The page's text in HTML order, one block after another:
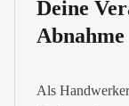
Deine
Abnahme
Als